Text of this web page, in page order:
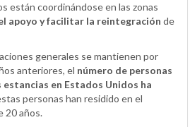
están coordinándose en las zonas
apoyo y facilitar la reintegración de
generales se mantienen por
anteriores, el número de personas
en Estados Unidos ha
personas han residido en el
20 años.